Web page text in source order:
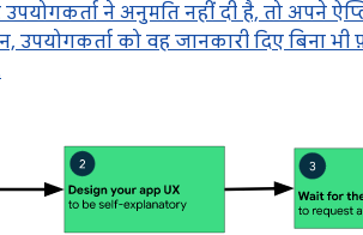
ने अनुमति नहीं दी है, तो अपने
को वह जानकारी दिए बिना